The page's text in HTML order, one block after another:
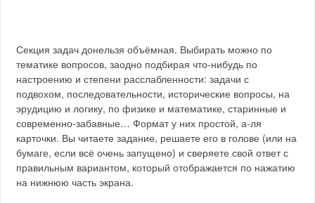
Секция задач донельзя объёмная. Выбирать можно по
тематике вопросов, заодно подбирая что-нибудь по
настроению и степени расслабленности: задачи с
подвохом, последовательности, исторические вопросы, на
эрудицию и логику, по физике и математике, старинные и
современно-забавные… Формат у них простой, а-ля
карточки. Вы читаете задание, решаете его в голове (или на
бумаге, если всё очень запущено) и сверяете свой ответ с
правильным вариантом, который отображается по нажатию
на нижнюю часть экрана.